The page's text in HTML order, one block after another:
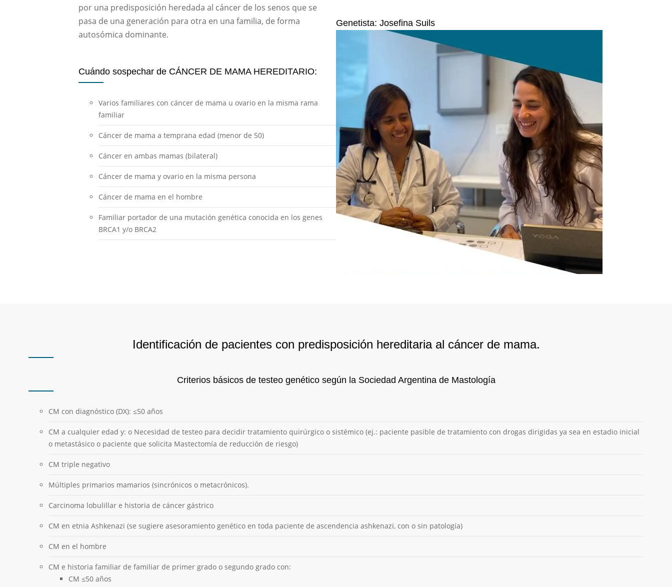
por una predisposición heredada al cáncer de los senos que se
pasa de una generación para otra en una familia, de forma
autosómica dominante.
Cuándo sospechar de CÁNCER DE MAMA HEREDITARIO:
Varios familiares con cáncer de mama u ovario en la misma rama
familiar
Cáncer de mama a temprana edad (menor de 50)
Cáncer en ambas mamas (bilateral)
Cáncer de mama y ovario en la misma persona
Cáncer de mama en el hombre
Familiar portador de una mutación genética conocida en los genes
BRCA1 y/o BRCA2
Genetista: Josefina Suils
Identificación de pacientes con predisposición hereditaria al cáncer de mama.
Criterios básicos de testeo genético según la Sociedad Argentina de Mastología
CM con diagnóstico (DX): ≤50 años
CM a cualquier edad y: o Necesidad de testeo para decidir tratamiento quirúrgico o sistémico (ej.: paciente pasible de tratamiento con drogas dirigidas ya sea en estadio inicial
o metastásico o paciente que solicita Mastectomía de reducción de riesgo)
CM triple negativo
Múltiples primarios mamarios (sincrónicos o metacrónicos).
Carcinoma lobulillar e historia de cáncer gástrico
CM en etnia Ashkenazi (se sugiere asesoramiento genético en toda paciente de ascendencia ashkenazi, con o sin patología)
CM en el hombre
CM e historia familiar de familiar de primer grado o segundo grado con:
CM ≤50 años